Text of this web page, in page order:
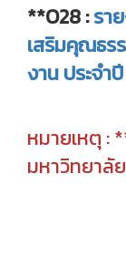
**O28 :รา
เสริมคุณธร
งาน ประจำ
หมายเหตุ :
มหาวิทยาลั